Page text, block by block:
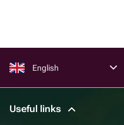
English
Useful links